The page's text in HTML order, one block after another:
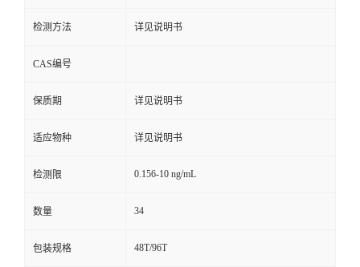
检测方法 详见说明书
CAS编号
保质期 详见说明书
适应物种 详见说明书
检测限 0.156-10 ng/mL
数量 34
包装规格 48T/96T